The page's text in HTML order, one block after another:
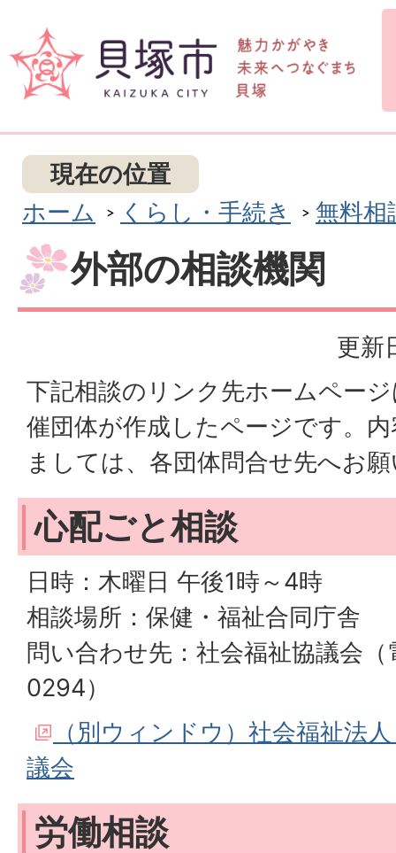
現在の位置
ホーム
くらし・手続き 無料相
外部の相談機関
更新
下記相談のリンク先ホームペー
催団体が作成したページです。
ましては、各団体問合せ先へお
心配ごと相談
日時：木曜日 午後1時～4時
相談場所：保健・福祉合同庁舎
問い合わせ先：社会福祉協議会
0294）
（別ウィンドウ）社会福祉法
議会
労働相談